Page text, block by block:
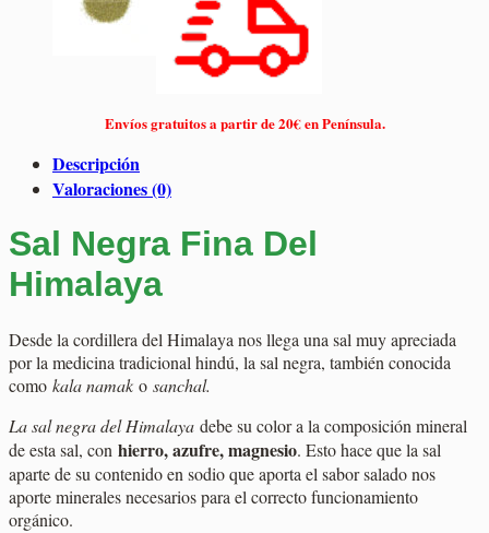
Envíos gratuitos a partir de 20€ en Península.
Descripción
Valoraciones (0)
Sal Negra Fina Del
Himalaya
Desde la cordillera del Himalaya nos llega una sal muy apreciada
por la medicina tradicional hindú, la sal negra, también conocida
como kala namak o sanchal.
La sal negra del Himalaya debe su color a la composición mineral
de esta sal, con hierro, azufre, magnesio. Esto hace que la sal
aparte de su contenido en sodio que aporta el sabor salado nos
aporte minerales necesarios para el correcto funcionamiento
orgánico.